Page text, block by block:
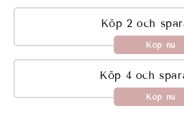
Köp 2 och
Köp nu
Köp 4 och
Köp nu